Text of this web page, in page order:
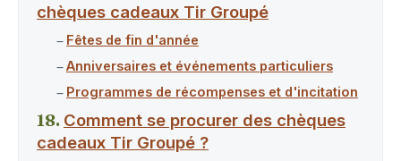
chèques cadeaux Tir Groupé
Fêtes de fin d'année
Anniversaires et événements particuliers
Programmes de récompenses et d'incitation
Comment se procurer des chèques
cadeaux Tir Groupé ?